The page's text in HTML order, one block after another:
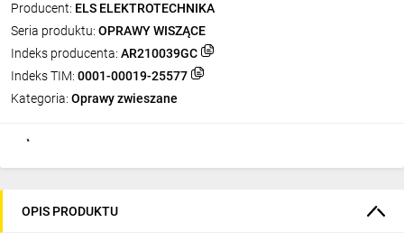
Producent: ELS ELEKTROTECHNIKA
Seria produktu: OPRAWY WISZĄCE
Indeks producenta: AR210039GC
Indeks TIM: 0001-00019-25577
Kategoria: Oprawy zwieszane
OPIS PRODUKTU